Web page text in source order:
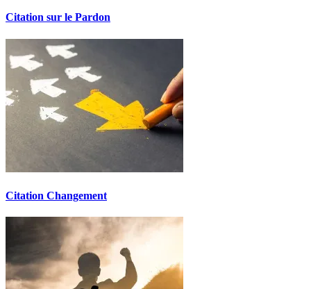
Citation sur le Pardon
Citation Changement